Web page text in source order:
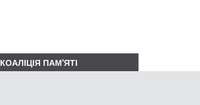
КОАЛІЦІЯ ПАМ'ЯТІ